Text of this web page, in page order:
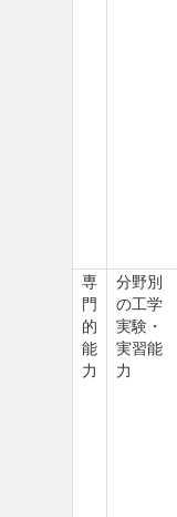
専
門
的
能
力
分野別
の工学
実験・
実習能
力